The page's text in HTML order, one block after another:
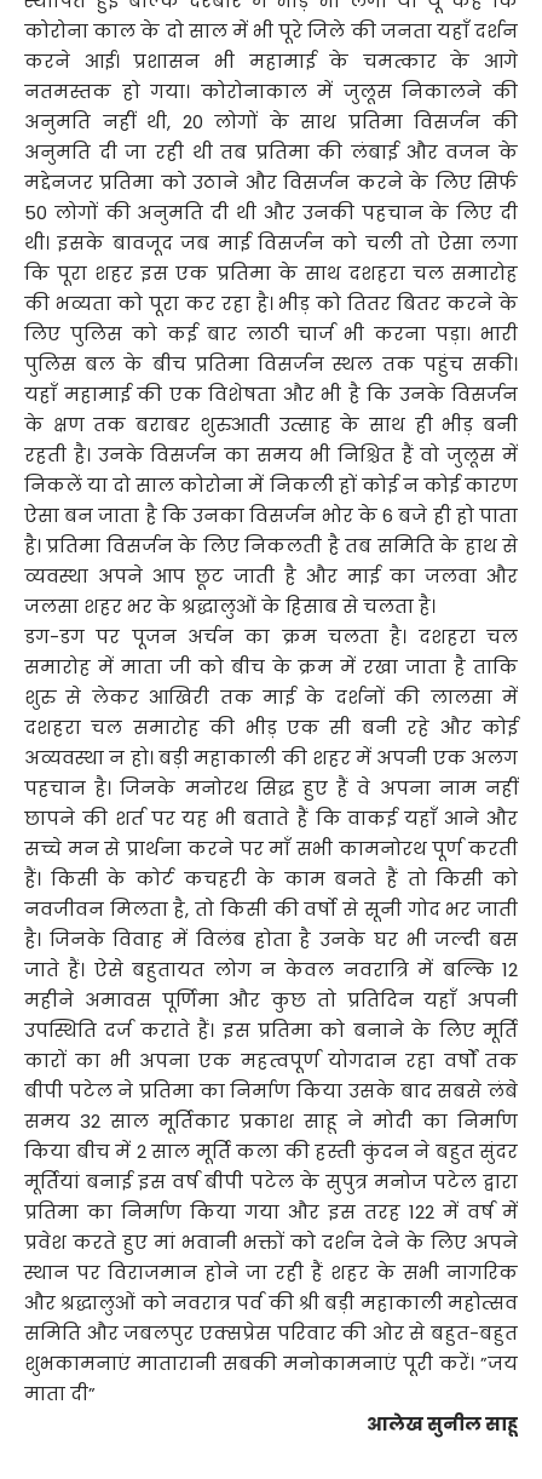
कोरोना काल के दो साल में भी पूरे जिले की जनता यहाँ दर्शन
करने आई। प्रशासन भी महामाई के चमत्कार के आगे
नतमस्तक हो गया। कोरोनाकाल में जुलूस निकालने की
अनुमति नहीं थी, 20 लोगों के साथ प्रतिमा विसर्जन की
अनुमति दी जा रही थी तब प्रतिमा की लंबाई और वजन के
मद्देनजर प्रतिमा को उठाने और विसर्जन करने के लिए सिर्फ
50 लोगों की अनुमति दी थी और उनकी पहचान के लिए दी
थी। इसके बावजूद जब माई विसर्जन को चली तो ऐसा लगा
कि पूरा शहर इस एक प्रतिमा के साथ दशहरा चल समारोह
की भव्यता को पूरा कर रहा है। भीड़ को तितर बितर करने के
लिए पुलिस को कई बार लाठी चार्ज भी करना पड़ा। भारी
पुलिस बल के बीच प्रतिमा विसर्जन स्थल तक पहुंच सकी।
यहाँ महामाई की एक विशेषता और भी है कि उनके विसर्जन
के क्षण तक बराबर शुरुआती उत्साह के साथ ही भीड़ बनी
रहती है। उनके विसर्जन का समय भी निश्चित हैं वो जुलूस में
निकलें या दो साल कोरोना में निकली हों कोई न कोई कारण
ऐसा बन जाता है कि उनका विसर्जन भोर के 6 बजे ही हो पाता
है। प्रतिमा विसर्जन के लिए निकलती है तब समिति के हाथ से
व्यवस्था अपने आप छूट जाती है और माई का जलवा और
जलसा शहर भर के श्रद्धालुओं के हिसाब से चलता है।
डग-डग पर पूजन अर्चन का क्रम चलता है। दशहरा चल
समारोह में माता जी को बीच के क्रम में रखा जाता है ताकि
शुरु से लेकर आखिरी तक माई के दर्शनों की लालसा में
दशहरा चल समारोह की भीड़ एक सी बनी रहे और कोई
अव्यवस्था न हो। बड़ी महाकाली की शहर में अपनी एक अलग
पहचान है। जिनके मनोरथ सिद्ध हुए हैं वे अपना नाम नहीं
छापने की शर्त पर यह भी बताते हैं कि वाकई यहाँ आने और
सच्चे मन से प्रार्थना करने पर माँ सभी कामनोरथ पूर्ण करती
हैं। किसी के कोर्ट कचहरी के काम बनते हैं तो किसी को
नवजीवन मिलता है, तो किसी की वर्षो से सूनी गोद भर जाती
है। जिनके विवाह में विलंब होता है उनके घर भी जल्दी बस
जाते हैं। ऐसे बहुतायत लोग न केवल नवरात्रि में बल्कि 12
महीने अमावस पूर्णिमा और कुछ तो प्रतिदिन यहाँ अपनी
उपस्थिति दर्ज कराते हैं। इस प्रतिमा को बनाने के लिए मूर्ति
कारों का भी अपना एक महत्वपूर्ण योगदान रहा वर्षों तक
बीपी पटेल ने प्रतिमा का निर्माण किया उसके बाद सबसे लंबे
समय 32 साल मूर्तिकार प्रकाश साहू ने मोदी का निर्माण
किया बीच में 2 साल मूर्ति कला की हस्ती कुंदन ने बहुत सुंदर
मूर्तियां बनाई इस वर्ष बीपी पटेल के सुपुत्र मनोज पटेल द्वारा
प्रतिमा का निर्माण किया गया और इस तरह 122 में वर्ष में
प्रवेश करते हुए मां भवानी भक्तों को दर्शन देने के लिए अपने
स्थान पर विराजमान होने जा रही हैं शहर के सभी नागरिक
और श्रद्धालुओं को नवरात्र पर्व की श्री बड़ी महाकाली महोत्सव
समिति और जबलपुर एक्सप्रेस परिवार की ओर से बहुत-बहुत
शुभकामनाएं मातारानी सबकी मनोकामनाएं पूरी करें। ”जय
माता दी”
आलेखसुनील साहू